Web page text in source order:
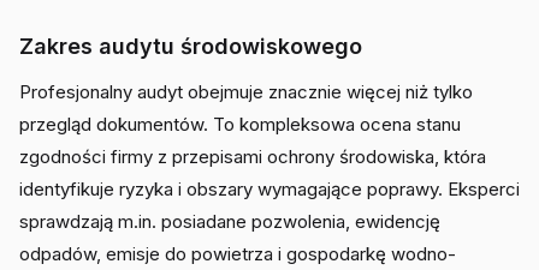
Zakres audytu środowiskowego
Profesjonalny audyt obejmuje znacznie więcej niż tylko
przegląd dokumentów. To kompleksowa ocena stanu
zgodności firmy z przepisami ochrony środowiska, która
identyfikuje ryzyka i obszary wymagające poprawy. Eksperci
sprawdzają m.in. posiadane pozwolenia, ewidencję
odpadów, emisje do powietrza i gospodarkę wodno-